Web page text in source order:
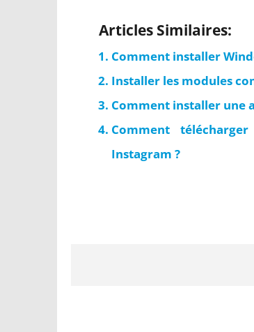
Articles Similaires:
Comment installer
Installer les modules
Comment installer une
Comment
Instagram ?